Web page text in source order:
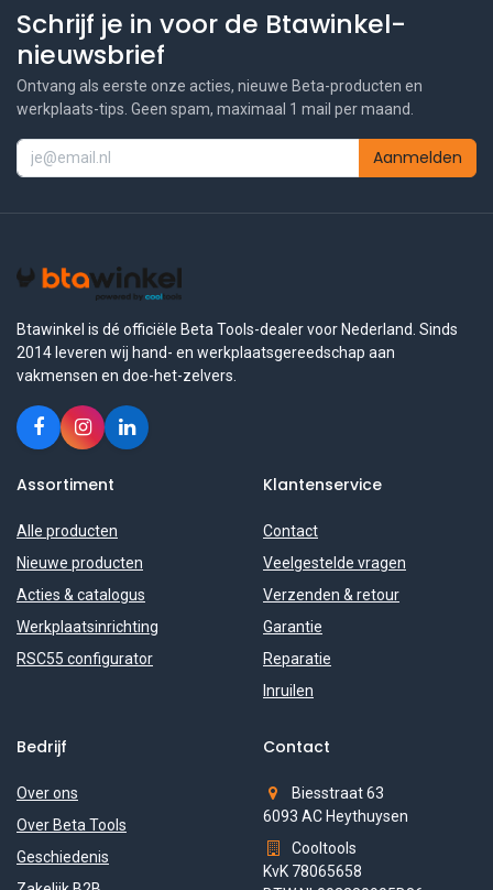
Schrijf je in voor de Btawinkel-
nieuwsbrief
Ontvang als eerste onze acties, nieuwe Beta-producten en
werkplaats-tips. Geen spam, maximaal 1 mail per maand.
Aanmelden
Btawinkel is dé officiële Beta Tools-dealer voor Nederland. Sinds
2014 leveren wij hand- en werkplaatsgereedschap aan
vakmensen en doe-het-zelvers.
Assortiment
Alle producten
Nieuwe producten
Acties & catalogus
Werkplaatsinrichting
RSC55 configurator
Klantenservice
Contact
Veelgestelde vragen
Verzenden & retour
Garantie
Reparatie
Inruilen
Bedrijf
Over ons
Over Beta Tools
Geschiedenis
Contact
Biesstraat 63
6093 AC Heythuysen
Cooltools
KvK 78065658